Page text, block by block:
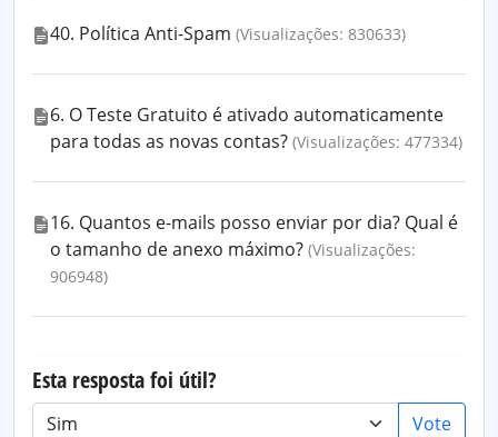
40. Política Anti-Spam (Visualizações: 830633)
6. O Teste Gratuito é ativado automaticamente
para todas as novas contas? (Visualizações: 477334)
16. Quantos e-mails posso enviar por dia? Qual é
o tamanho de anexo máximo? (Visualizações:
906948)
Esta resposta foi útil?
Vote